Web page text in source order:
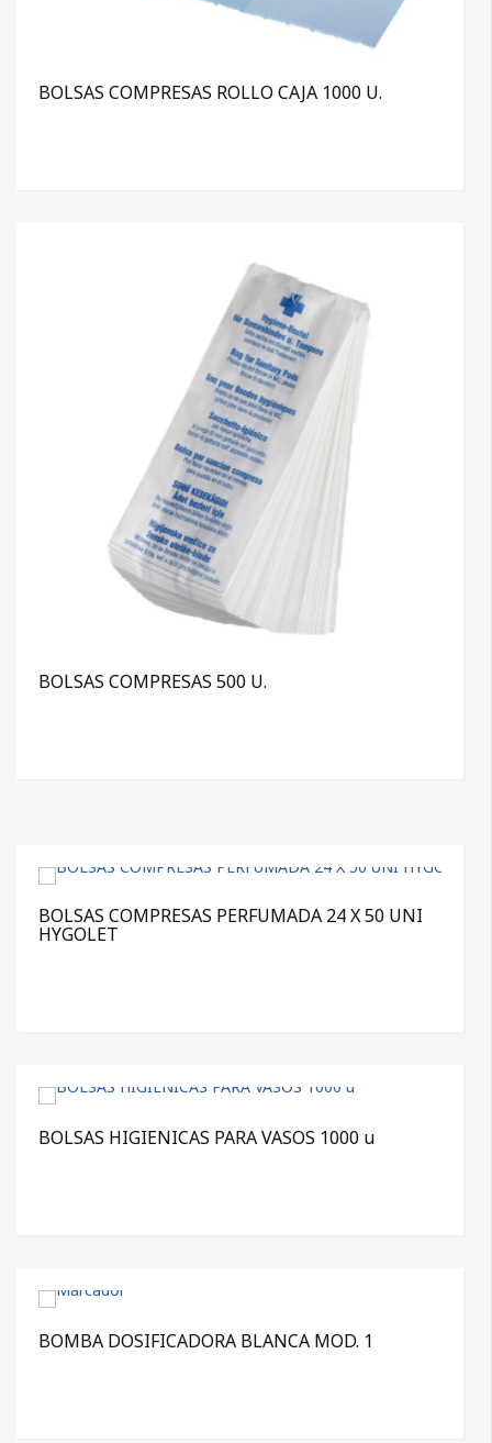
BOLSAS COMPRESAS ROLLO CAJA 1000 U.
BOLSAS COMPRESAS 500 U.
BOLSAS COMPRESAS PERFUMADA 24 X 50 UNI
HYGOLET
BOLSAS HIGIENICAS PARA VASOS 1000 u
BOMBA DOSIFICADORA BLANCA MOD. 1